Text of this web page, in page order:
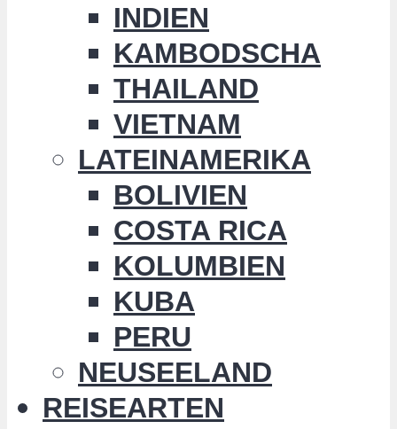
INDIEN
KAMBODSCHA
THAILAND
VIETNAM
LATEINAMERIKA
BOLIVIEN
COSTA RICA
KOLUMBIEN
KUBA
PERU
NEUSEELAND
REISEARTEN